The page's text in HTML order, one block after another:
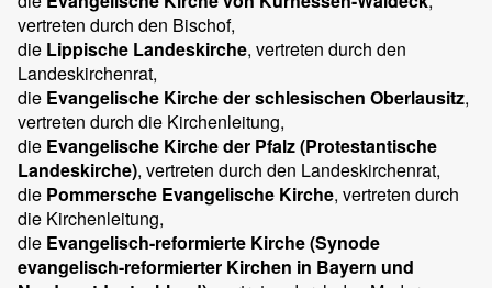
vertreten durch den Bischof,
die Lippische Landeskirche, vertreten durch den
Landeskirchenrat,
die Evangelische Kirche der schlesischen Oberlausitz,
vertreten durch die Kirchenleitung,
die Evangelische Kirche der Pfalz (Protestantische
Landeskirche), vertreten durch den Landeskirchenrat,
die Pommersche Evangelische Kirche, vertreten durch
die Kirchenleitung,
die Evangelisch-reformierte Kirche (Synode
evangelisch-reformierter Kirchen in Bayern und